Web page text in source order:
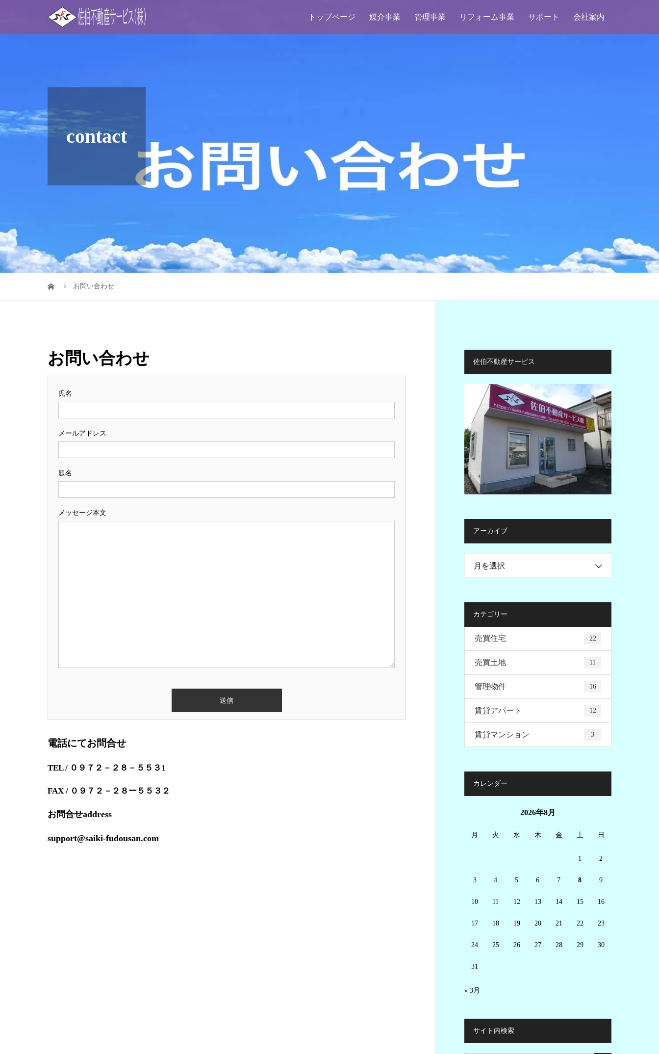
トップページ 媒介事業 管理事業 リフォーム事業 サポート 会社案内
contact
お問い合わせ
お問い合わせ
氏名
メールアドレス
題名
メッセージ本文
電話にてお問合せ
TEL / ０９７２－２８－５５３1
FAX / ０９７２－２８ー５５３２
お問合せaddress
support@saiki-fudousan.com
佐伯不動産サービス
アーカイブ
月を選択
カテゴリー
売買住宅 22
売買土地 11
管理物件 16
賃貸アパート 12
賃貸マンション 3
カレンダー
2026年8月
月 火 水 木 金 土 日
1 2
3 4 5 6 7 8 9
10 11 12 13 14 15 16
17 18 19 20 21 22 23
24 25 26 27 28 29 30
31
« 3月
サイト内検索